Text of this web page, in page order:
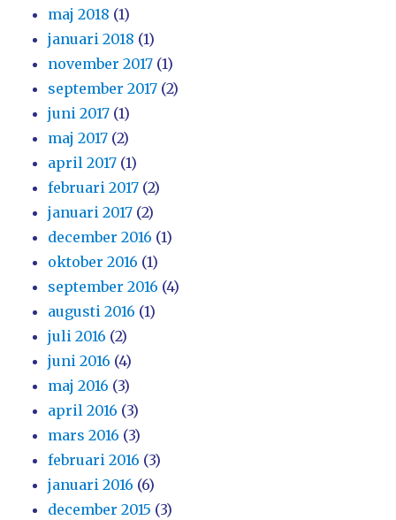
maj 2018 (1)
januari 2018 (1)
november 2017 (1)
september 2017 (2)
juni 2017 (1)
maj 2017 (2)
april 2017 (1)
februari 2017 (2)
januari 2017 (2)
december 2016 (1)
oktober 2016 (1)
september 2016 (4)
augusti 2016 (1)
juli 2016 (2)
juni 2016 (4)
maj 2016 (3)
april 2016 (3)
mars 2016 (3)
februari 2016 (3)
januari 2016 (6)
december 2015 (3)